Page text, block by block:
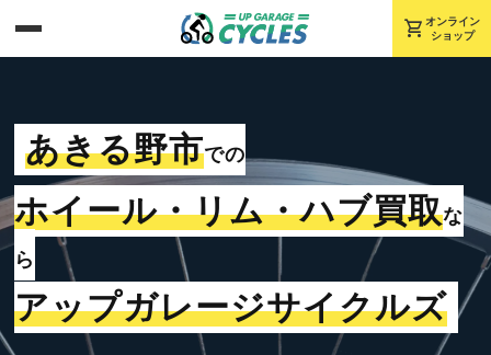
shopping_cart オンライン
ショップ
あきる野市での
ホイール・リム・ハブ買取な
ら
アップガレージサイクルズ